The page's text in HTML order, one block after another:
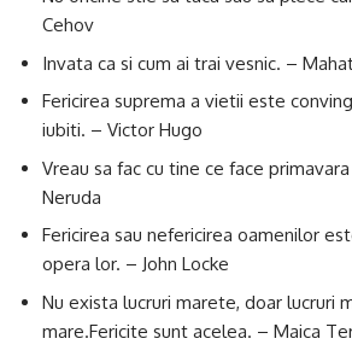
Cehov
Invata ca si cum ai trai vesnic. –
Fericirea suprema a vietii este
iubiti. – Victor Hugo
Vreau sa fac cu tine ce face
Neruda
Fericirea sau nefericirea oamenilor
opera lor. – John Locke
Nu exista lucruri marete, doar lucruri
mare.Fericite sunt acelea. – Maica